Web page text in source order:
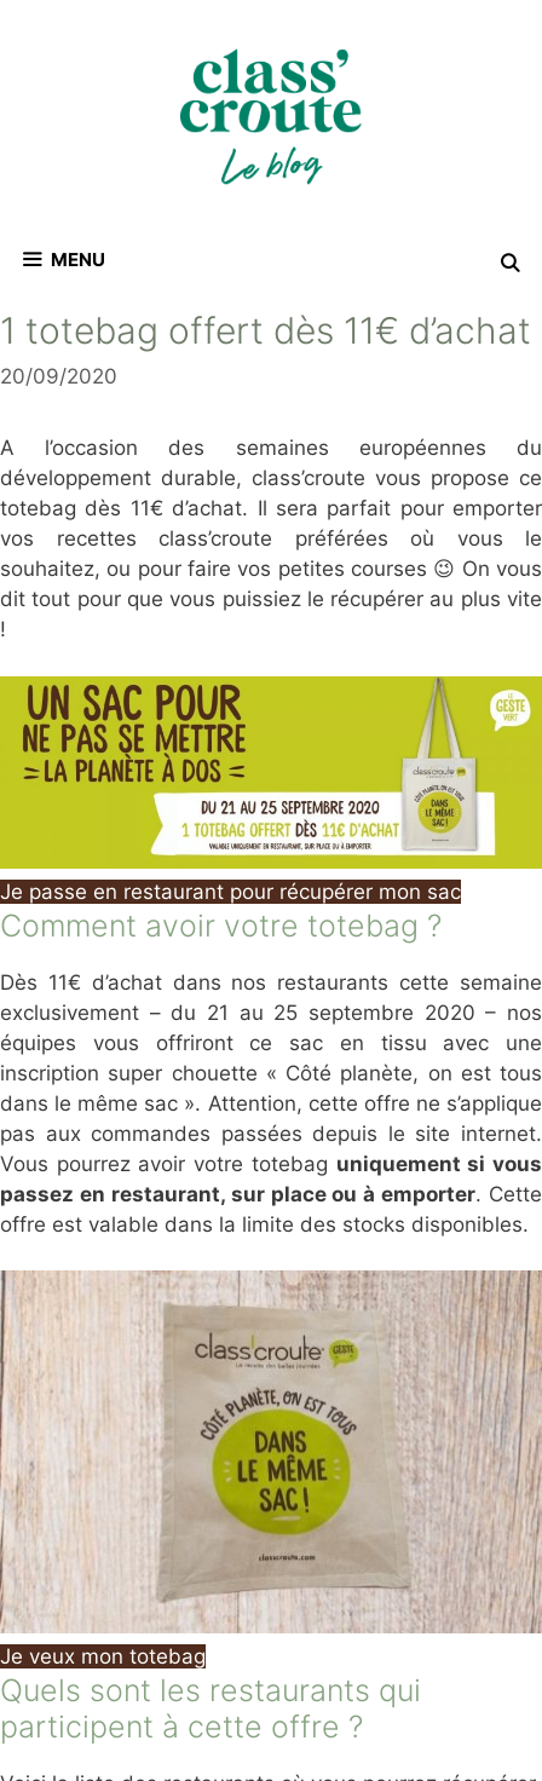
MENU
1 totebag offert dès 11€ d’achat
20/09/2020
A l’occasion des semaines européennes du
développement durable, class’croute vous propose ce
totebag dès 11€ d’achat. Il sera parfait pour emporter
vos recettes class’croute préférées où vous le
souhaitez, ou pour faire vos petites courses 😉 On vous
dit tout pour que vous puissiez le récupérer au plus vite
!
Je passe en restaurant pour récupérer mon sac
Comment avoir votre totebag ?
Dès 11€ d’achat dans nos restaurants cette semaine
exclusivement – du 21 au 25 septembre 2020 – nos
équipes vous offriront ce sac en tissu avec une
inscription super chouette « Côté planète, on est tous
dans le même sac ». Attention, cette offre ne s’applique
pas aux commandes passées depuis le site internet.
Vous pourrez avoir votre totebag uniquement si vous
passez en restaurant, sur place ou à emporter. Cette
offre est valable dans la limite des stocks disponibles.
Je veux mon totebag
Quels sont les restaurants qui
participent à cette offre ?